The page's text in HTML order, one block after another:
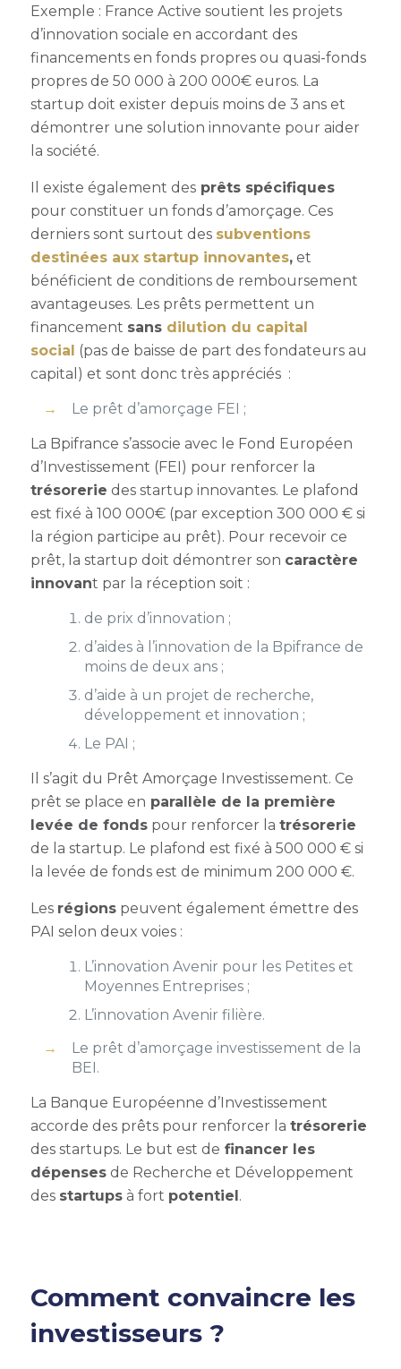
Exemple : France Active soutient les projets
d’innovation sociale en accordant des
financements en fonds propres ou quasi-fonds
propres de 50 000 à 200 000€ euros. La
startup doit exister depuis moins de 3 ans et
démontrer une solution innovante pour aider
la société.
Il existe également desprêts spécifiques
pour constituer un fonds d’amorçage. Ces
derniers sont surtout des subventions
destinées aux startup innovantes,et
bénéficient de conditions de remboursement
avantageuses. Les prêts permettent un
financement sans dilution du capital
social (pas de baisse de part des fondateurs au
capital) et sont donc très appréciés :
Le prêt d’amorçage FEI ;
La Bpifrance s’associe avec le Fond Européen
d’Investissement (FEI) pour renforcer la
trésorerie des startup innovantes. Le plafond
est fixé à 100 000€ (par exception 300 000 € si
la région participe au prêt). Pour recevoir ce
prêt, la startup doit démontrer son caractère
innovant par la réception soit :
de prix d’innovation ;
d’aides à l’innovation de la Bpifrance de
moins de deux ans ;
d’aide à un projet de recherche,
développement et innovation ;
Le PAI ;
Il s’agit du Prêt Amorçage Investissement. Ce
prêt se place en parallèle de la première
levée de fondspour renforcer la trésorerie
de la startup. Le plafond est fixé à 500 000 € si
la levée de fonds est de minimum 200 000 €.
Les régionspeuvent également émettre des
PAI selon deux voies :
L’innovation Avenir pour les Petites et
Moyennes Entreprises ;
L’innovation Avenir filière.
Le prêt d’amorçage investissement de la
BEI.
La Banque Européenne d’Investissement
accorde des prêts pour renforcer la trésorerie
des startups. Le but est de financer les
dépensesde Recherche et Développement
des startupsà fort potentiel.
Comment convaincre les
investisseurs ?